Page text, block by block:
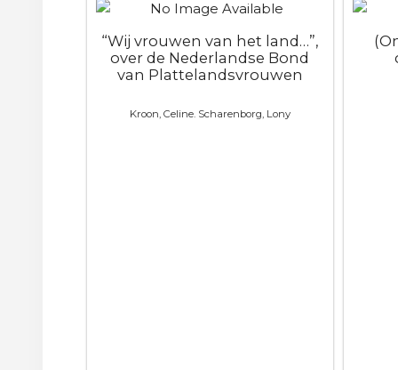
“Wij vrouwen van het land…”,
over de Nederlandse Bond
van Plattelandsvrouwen
Kroon, Celine. Scharenborg, Lony